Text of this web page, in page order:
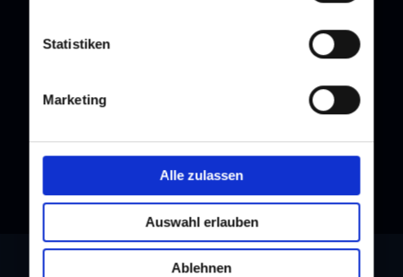
Statistiken
Marketing
Alle zulassen
Auswahl erlauben
Ablehnen
Subscribe to our newsletter and stay up to date!